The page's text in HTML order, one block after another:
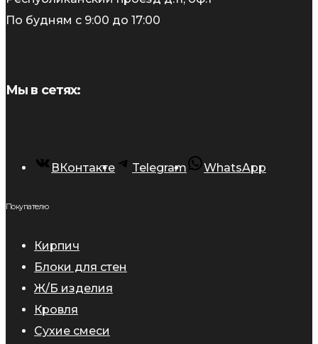
По будням с 9:00 до 17:00
Мы в сетях:
ВКонтакте Telegram WhatsApp
Покупателю
Кирпич
Блоки для стен
Ж/Б изделия
Кровля
Сухие смеси